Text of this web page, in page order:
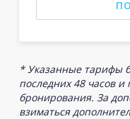
* Указанные тарифы
последних 48 часов
бронирования. За
взиматься